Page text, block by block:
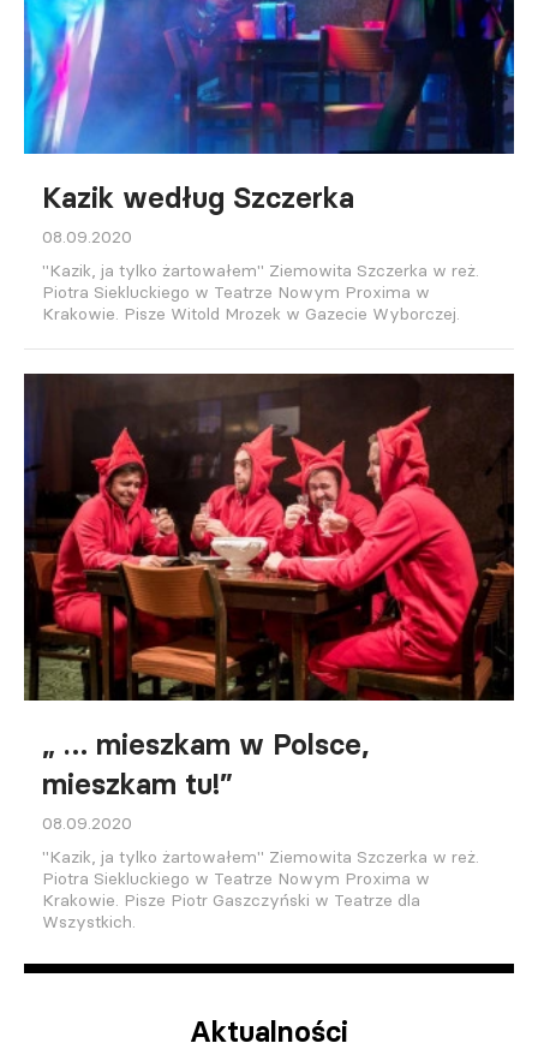
Kazik według Szczerka
08.09.2020
"Kazik, ja tylko żartowałem" Ziemowita Szczerka w reż.
Piotra Siekluckiego w Teatrze Nowym Proxima w
Krakowie. Pisze Witold Mrozek w Gazecie Wyborczej.
„ … mieszkam w Polsce,
mieszkam tu!”
08.09.2020
"Kazik, ja tylko żartowałem" Ziemowita Szczerka w reż.
Piotra Siekluckiego w Teatrze Nowym Proxima w
Krakowie. Pisze Piotr Gaszczyński w Teatrze dla
Wszystkich.
Aktualności